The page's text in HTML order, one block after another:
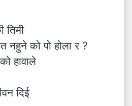
तिमी
नहुने को पो होला र ?
हावाले
दिई